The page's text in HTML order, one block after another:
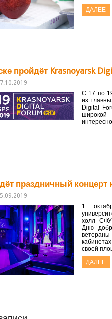
ДАЛЕЕ
пройдёт Krasnoyarsk
С 17 по
из
Digital
широкой
праздничный концерт
1
холл СФУ
Дню
своей
ДАЛЕЕ